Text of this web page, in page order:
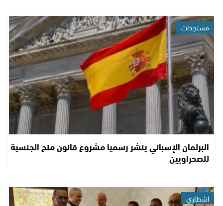
مستجدات
البرلمان الإسباني ينشر رسميا مشروع قانون منح الجنسية
للصحراويين
اشطاري